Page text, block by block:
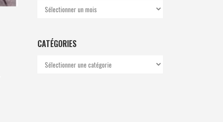
Archives
CATÉGORIES
Catégories